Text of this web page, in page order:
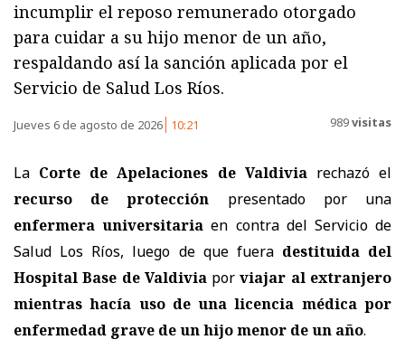
incumplir el reposo remunerado otorgado
para cuidar a su hijo menor de un año,
respaldando así la sanción aplicada por el
Servicio de Salud Los Ríos.
Jueves 6 de agosto de 2026 10:21 989visitas
La Corte de Apelaciones de Valdiviarechazó el
recurso de protección presentado por una
enfermera universitaria en contra del Servicio de
Salud Los Ríos, luego de que fuera destituida del
Hospital Base de Valdiviaporviajar al extranjero
mientras hacía uso de una licencia médica por
enfermedad grave de un hijo menor de un año.